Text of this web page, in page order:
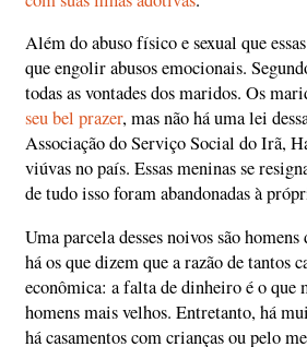
Além do abuso físico e sexual que
que engolir abusos emocionais.
todas as vontades dos maridos. Os
seu bel prazer, mas não há uma lei
Associação do Serviço Social do Irã,
viúvas no país. Essas meninas se
de tudo isso foram abandonadas à
Uma parcela desses noivos são
há os que dizem que a razão de tantos
econômica: a falta de dinheiro é o que
homens mais velhos. Entretanto, há
há casamentos com crianças ou pelo